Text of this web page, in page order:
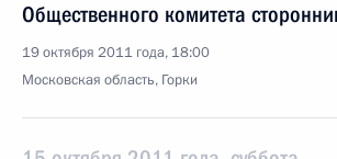
Общественного комитета
19 октября 2011 года, 18:00
Московская область, Горки